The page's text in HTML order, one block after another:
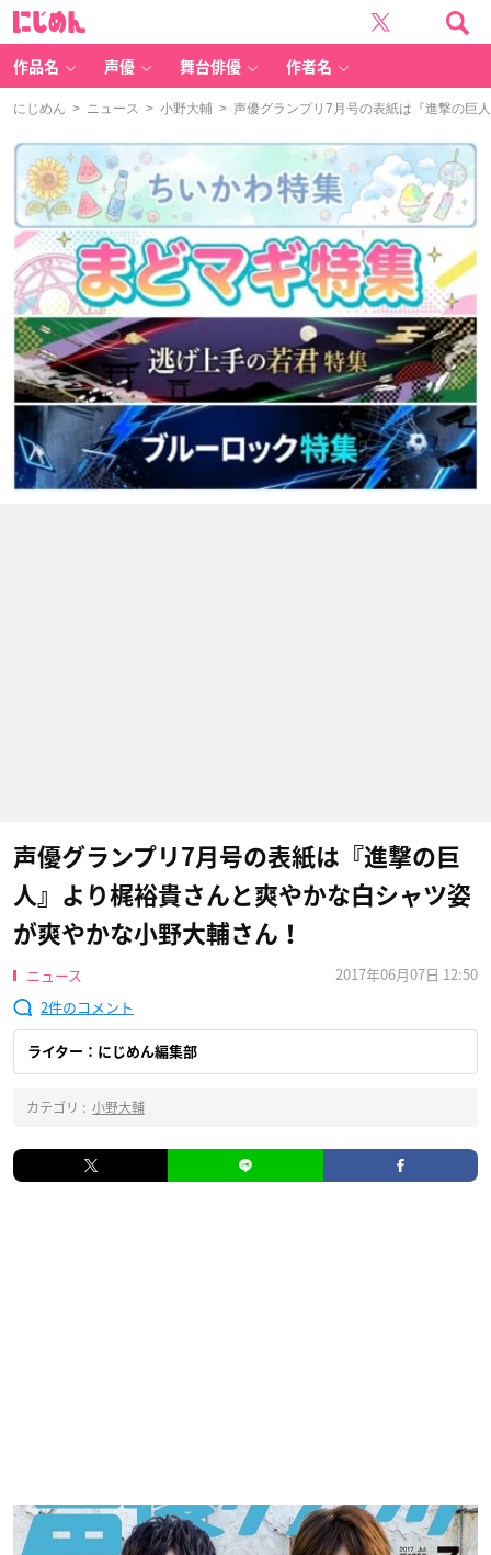
作品名 声優 舞台俳優 作者名
にじめん > ニュース > 小野大輔 > 声優グランプリ7月号の表紙は『進撃の巨
声優グランプリ7月号の表紙は『進撃の巨
人』より梶裕貴さんと爽やかな白シャツ姿
が爽やかな小野大輔さん！
ニュース
2017年06月07日 12:50
2
ライター：にじめん編集部
カテゴリ : 小野大輔